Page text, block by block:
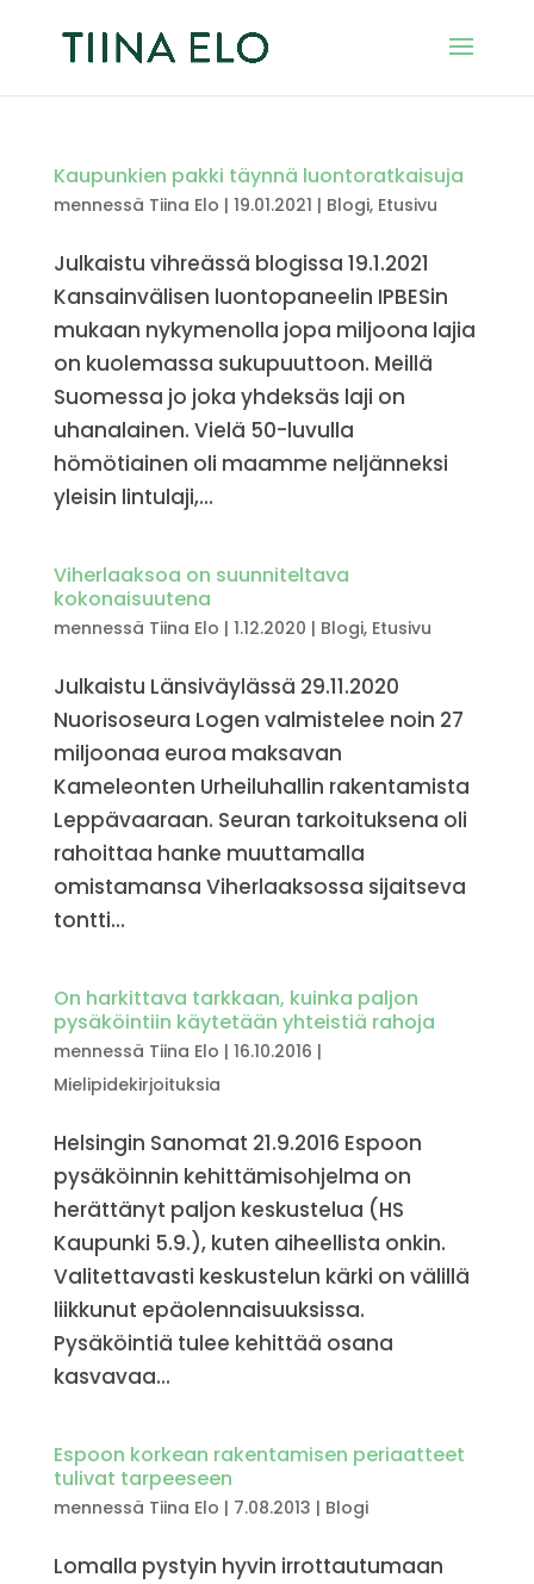
Kaupunkien pakki täynnä luontoratkaisuja
mennessä Tiina Elo | 19.01.2021 | Blogi, Etusivu
Julkaistu vihreässä blogissa 19.1.2021
Kansainvälisen luontopaneelin IPBESin
mukaan nykymenolla jopa miljoona lajia
on kuolemassa sukupuuttoon. Meillä
Suomessa jo joka yhdeksäs laji on
uhanalainen. Vielä 50-luvulla
hömötiainen oli maamme neljänneksi
yleisin lintulaji,...
Viherlaaksoa on suunniteltava
kokonaisuutena
mennessä Tiina Elo | 1.12.2020 | Blogi, Etusivu
Julkaistu Länsiväylässä 29.11.2020
Nuorisoseura Logen valmistelee noin 27
miljoonaa euroa maksavan
Kameleonten Urheiluhallin rakentamista
Leppävaaraan. Seuran tarkoituksena oli
rahoittaa hanke muuttamalla
omistamansa Viherlaaksossa sijaitseva
tontti...
On harkittava tarkkaan, kuinka paljon
pysäköintiin käytetään yhteistiä rahoja
mennessä Tiina Elo | 16.10.2016 |
Mielipidekirjoituksia
Helsingin Sanomat 21.9.2016 Espoon
pysäköinnin kehittämisohjelma on
herättänyt paljon keskustelua (HS
Kaupunki 5.9.), kuten aiheellista onkin.
Valitettavasti keskustelun kärki on välillä
liikkunut epäolennaisuuksissa.
Pysäköintiä tulee kehittää osana
kasvavaa...
Espoon korkean rakentamisen periaatteet
tulivat tarpeeseen
mennessä Tiina Elo | 7.08.2013 | Blogi
Lomalla pystyin hyvin irrottautumaan